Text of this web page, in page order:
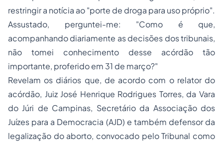
restringir a notícia ao "porte de droga para uso próprio".
Assustado, perguntei-me: "Como é que,
acompanhando diariamente as decisões dos tribunais,
não tomei conhecimento desse acórdão tão
importante, proferido em 31 de março?"
Revelam os diários que, de acordo com o relator do
acórdão, Juiz José Henrique Rodrigues Torres, da Vara
do Júri de Campinas, Secretário da Associação dos
Juízes para a Democracia (AJD) e também defensor da
legalização do aborto, convocado pelo Tribunal como